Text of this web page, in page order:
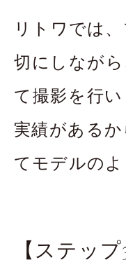
リトワでは
切にしなが
て撮影を行
実績がある
てモデルの
【ステッ